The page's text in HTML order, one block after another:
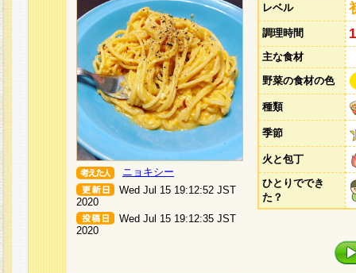
ニョキシー
Wed Jul 15 19:12:52 JST
2020
Wed Jul 15 19:12:35 JST
2020
レベル
調理時間
主な食材
野菜の食材の色
種類
季節
火と包丁
ひとりででき
た？